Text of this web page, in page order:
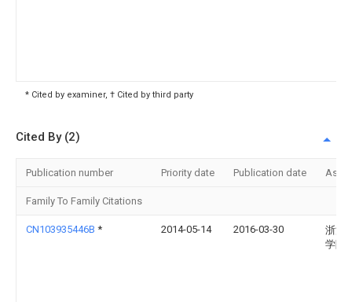
* Cited by examiner, † Cited by third party
Cited By (2)
Publication number Priority date Publication date
Family To Family Citations
CN103935446B * 2014-05-14 2016-03-30
浙江
学院